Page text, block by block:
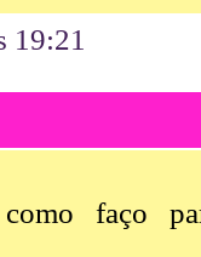
19:21
faço